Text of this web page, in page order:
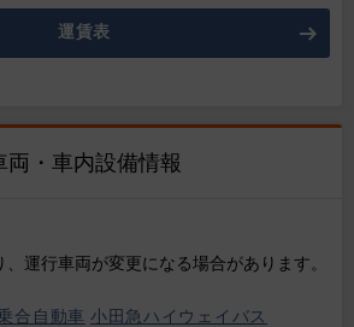
運賃表
両・車内設備情報
運行車両が変更になる場合があります。
合自動車 小田急ハイウェイバス